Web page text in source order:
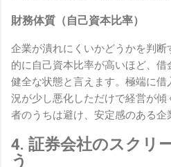
財務体質（自己資本比率）
企業が潰れにくいかどうかを判
的に自己資本比率が高いほど、
健全な状態と言えます。極端に
況が少し悪化しただけで経営が
者のうちは避け、安定感のある企
4. 証券会社のスクリ
う